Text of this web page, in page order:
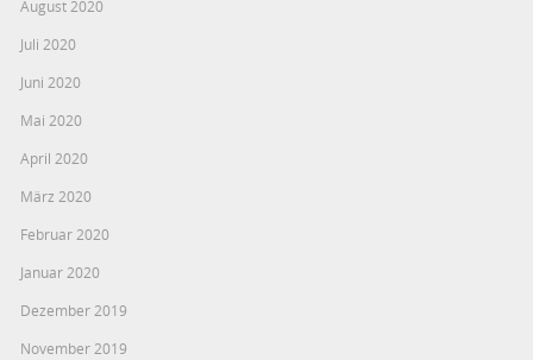
August 2020
Juli 2020
Juni 2020
Mai 2020
April 2020
März 2020
Februar 2020
Januar 2020
Dezember 2019
November 2019